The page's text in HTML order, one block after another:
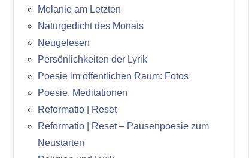
Melanie am Letzten
Naturgedicht des Monats
Neugelesen
Persönlichkeiten der Lyrik
Poesie im öffentlichen Raum: Fotos
Poesie. Meditationen
Reformatio | Reset
Reformatio | Reset – Pausenpoesie zum
Neustarten